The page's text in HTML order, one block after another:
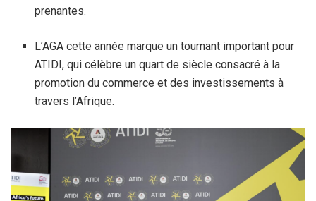
prenantes.
L’AGA cette année marque un tournant important pour
ATIDI, qui célèbre un quart de siècle consacré à la
promotion du commerce et des investissements à
travers l’Afrique.